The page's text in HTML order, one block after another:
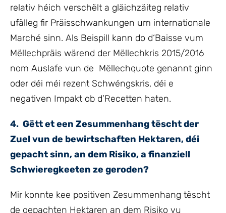
relativ héich verschëlt a gläichzäiteg relativ
ufälleg fir Präisschwankungen um internationale
Marché sinn. Als Beispill kann do d‘Baisse vum
Mëllechpräis wärend der Mëllechkris 2015/2016
nom Auslafe vun de Mëllechquote genannt ginn
oder déi méi rezent Schwéngskris, déi e
negativen Impakt ob d’Recetten haten.
4. Gëtt et een Zesummenhang tëscht der
Zuel vun de bewirtschaften Hektaren, déi
gepacht sinn, an dem Risiko, a finanziell
Schwieregkeeten ze geroden?
Mir konnte kee positiven Zesummenhang tëscht
de gepachten Hektaren an dem Risiko vu